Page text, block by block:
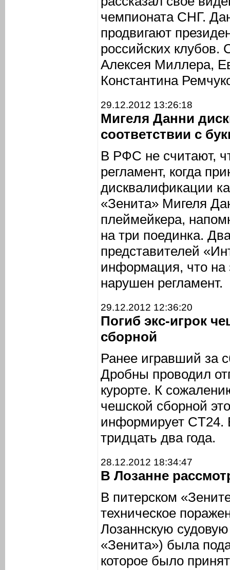
чемпионата СНГ.
продвигают
российских клубов.
Алексея Миллера,
Константина
29.12.2012 13:26:18
Мигеля Данни
соответствии с
В РФС не считают,
регламент, когда
дисквалификации
«Зенита» Мигеля
плеймейкера,
на три поединка.
представителей
информация, что на
нарушен регламент.
29.12.2012 12:36:20
Погиб экс-игрок
сборной
Ранее игравший за
Дробны проводил
курорте. К
чешской сборной
информирует CT24.
тридцать два года.
28.12.2012 18:34:47
В Лозанне
В питерском
техническое
Лозаннскую
«Зенита») была
которое было